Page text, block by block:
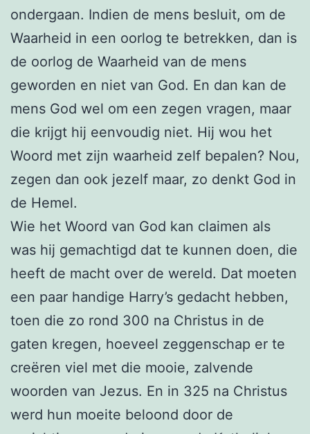
ondergaan. Indien de mens besluit, om de
Waarheid in een oorlog te betrekken, dan is
de oorlog de Waarheid van de mens
geworden en niet van God. En dan kan de
mens God wel om een zegen vragen, maar
die krijgt hij eenvoudig niet. Hij wou het
Woord met zijn waarheid zelf bepalen? Nou,
zegen dan ook jezelf maar, zo denkt God in
de Hemel.
Wie het Woord van God kan claimen als
was hij gemachtigd dat te kunnen doen, die
heeft de macht over de wereld. Dat moeten
een paar handige Harry’s gedacht hebben,
toen die zo rond 300 na Christus in de
gaten kregen, hoeveel zeggenschap er te
creëren viel met die mooie, zalvende
woorden van Jezus. En in 325 na Christus
werd hun moeite beloond door de